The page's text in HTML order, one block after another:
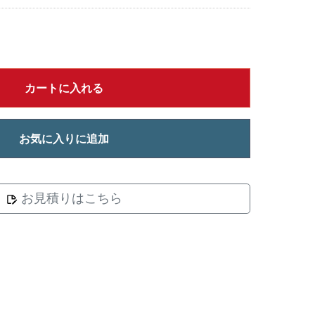
カートに入れる
お気に入りに追加
お見積りはこちら